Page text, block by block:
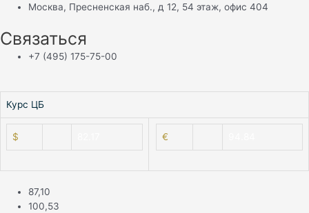
Москва, Пресненская наб., д 12, 54 этаж, офис 404
Связаться
+7 (495) 175-75-00
Курс ЦБ
$ €
87,10
100,53